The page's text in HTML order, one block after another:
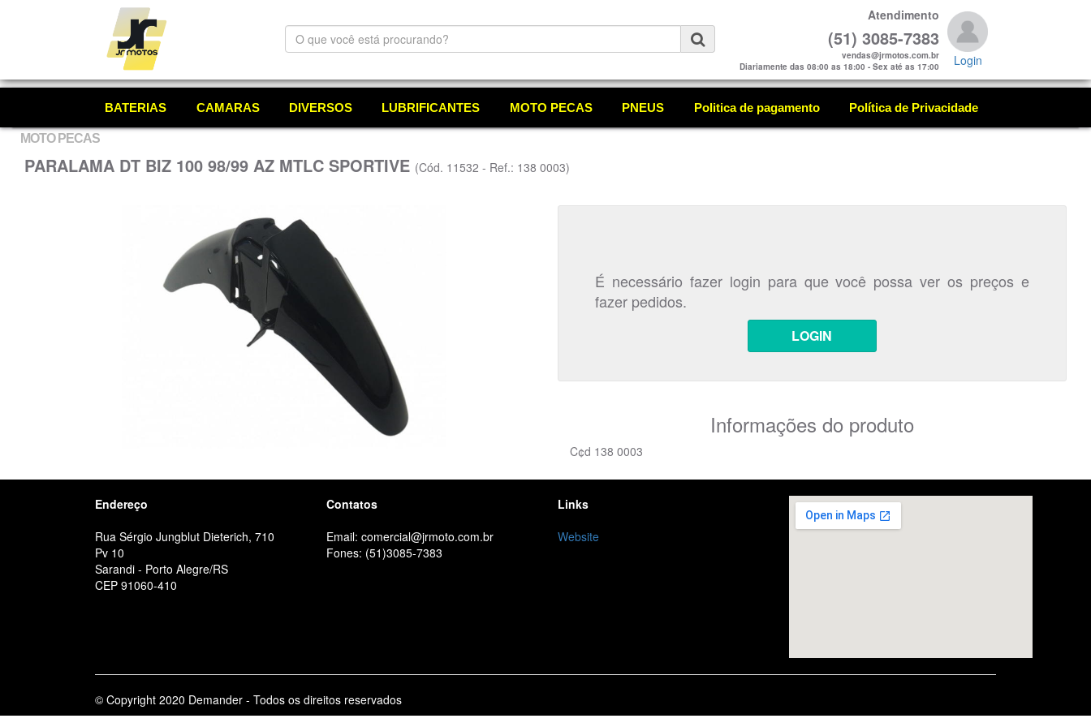
O
que
está
Atendimento
(51) 3085-7383
vendas@jrmotos.com.br
Diariamente das 08:00 as 18:00 - Sex até as 17:00
Login
BATERIAS CAMARAS DIVERSOS LUBRIFICANTES MOTO PECAS PNEUS Politica de pagamento Política de Privacidade
MOTO PECAS
PARALAMA DT BIZ 100 98/99 AZ MTLC SPORTIVE (Cód. 11532 - Ref.: 138 0003)
É necessário fazer login para que você possa ver os preços e
fazer pedidos.
LOGIN
Informações do produto
C¢d 138 0003
Endereço
Rua Sérgio Jungblut Dieterich, 710
Pv 10
Sarandi - Porto Alegre/RS
CEP 91060-410
Contatos
Email: comercial@jrmoto.com.br
Fones: (51)3085-7383
Links
Website
© Copyright 2020 Demander - Todos os direitos reservados